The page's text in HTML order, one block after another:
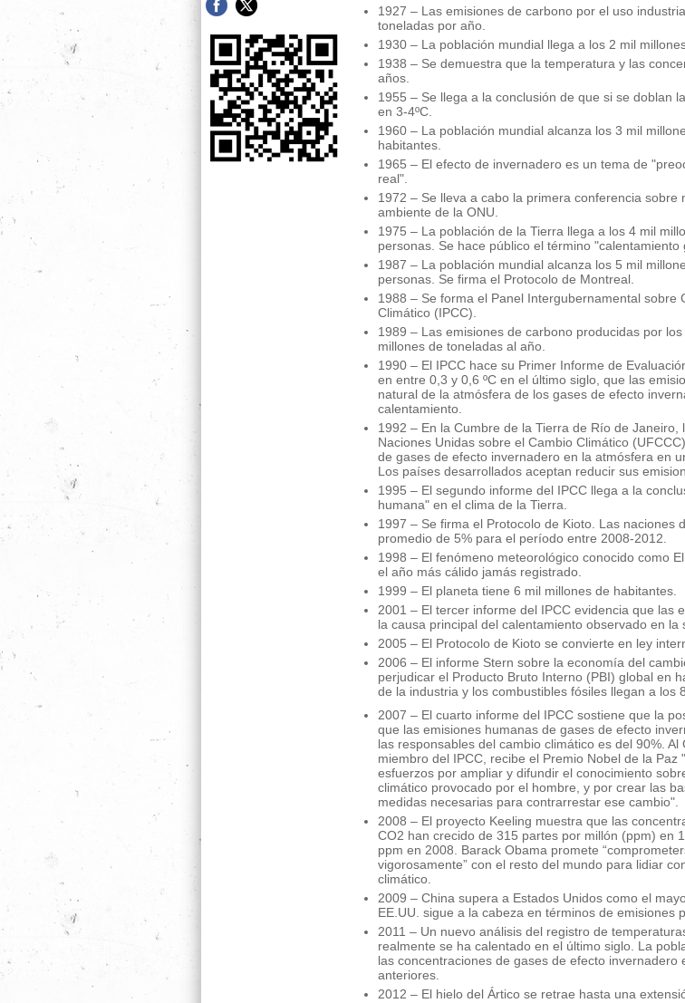
1927 – Las emisiones de carbono por el uso
toneladas por año.
1930 – La población mundial llega a los 2 mil
1938 – Se demuestra que la temperatura y las
años.
1955 – Se llega a la conclusión de que si se doblan
en 3-4ºC.
1960 – La población mundial alcanza los 3 mil
habitantes.
1965 – El efecto de invernadero es un tema de
real".
1972 – Se lleva a cabo la primera conferencia sobre
ambiente de la ONU.
1975 – La población de la Tierra llega a los 4 mil
personas. Se hace público el término "calentamiento
1987 – La población mundial alcanza los 5 mil
personas. Se firma el Protocolo de Montreal.
1988 – Se forma el Panel Intergubernamental sobre
Climático (IPCC).
1989 – Las emisiones de carbono producidas por
millones de toneladas al año.
1990 – El IPCC hace su Primer Informe de
en entre 0,3 y 0,6 ºC en el último siglo, que las
natural de la atmósfera de los gases de efecto
calentamiento.
1992 – En la Cumbre de la Tierra de Río de
Naciones Unidas sobre el Cambio Climático
de gases de efecto invernadero en la atmósfera en
Los países desarrollados aceptan reducir sus
1995 – El segundo informe del IPCC llega a la
humana" en el clima de la Tierra.
1997 – Se firma el Protocolo de Kioto. Las
promedio de 5% para el período entre 2008-2012.
1998 – El fenómeno meteorológico conocido como
el año más cálido jamás registrado.
1999 – El planeta tiene 6 mil millones de habitantes.
2001 – El tercer informe del IPCC evidencia que las
la causa principal del calentamiento observado en la
2005 – El Protocolo de Kioto se convierte en ley
2006 – El informe Stern sobre la economía del
perjudicar el Producto Bruto Interno (PBI) global en
de la industria y los combustibles fósiles llegan a los
2007 – El cuarto informe del IPCC sostiene que la
que las emisiones humanas de gases de efecto
las responsables del cambio climático es del 90%. Al
miembro del IPCC, recibe el Premio Nobel de la Paz
esfuerzos por ampliar y difundir el conocimiento
climático provocado por el hombre, y por crear las
medidas necesarias para contrarrestar ese cambio".
2008 – El proyecto Keeling muestra que las
CO2 han crecido de 315 partes por millón (ppm) en
ppm en 2008. Barack Obama promete
vigorosamente” con el resto del mundo para lidiar
climático.
2009 – China supera a Estados Unidos como el
EE.UU. sigue a la cabeza en términos de emisiones
2011 – Un nuevo análisis del registro de
realmente se ha calentado en el último siglo. La
las concentraciones de gases de efecto
anteriores.
2012 – El hielo del Ártico se retrae hasta una